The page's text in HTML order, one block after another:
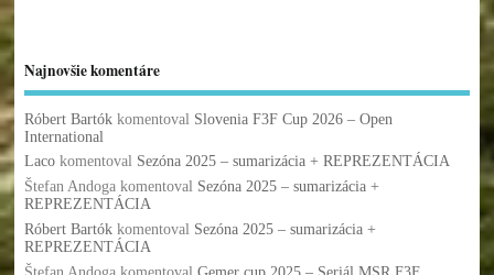
Najnovšie komentáre
Róbert Bartókkomentoval Slovenia F3F Cup 2026 – Open
International
Lacokomentoval Sezóna 2025 – sumarizácia + REPREZENTÁCIA
Štefan Andogakomentoval Sezóna 2025 – sumarizácia +
REPREZENTÁCIA
Róbert Bartókkomentoval Sezóna 2025 – sumarizácia +
REPREZENTÁCIA